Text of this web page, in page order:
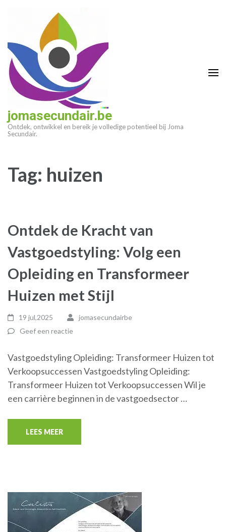
(druk
enter)
jomasecundair.be
Ontdek, ontwikkel en bereik je volledige potentieel bij Joma
Secundair.
Tag: huizen
Ontdek de Kracht van
Vastgoedstyling: Volg een
Opleiding en Transformeer
Huizen met Stijl
19 jul,2025
jomasecundairbe
Geef een reactie
Vastgoedstyling Opleiding: Transformeer Huizen tot
Verkoopsuccessen Vastgoedstyling Opleiding:
Transformeer Huizen tot Verkoopsuccessen Wil je
een carrière beginnen in de vastgoedsector …
LEES MEER